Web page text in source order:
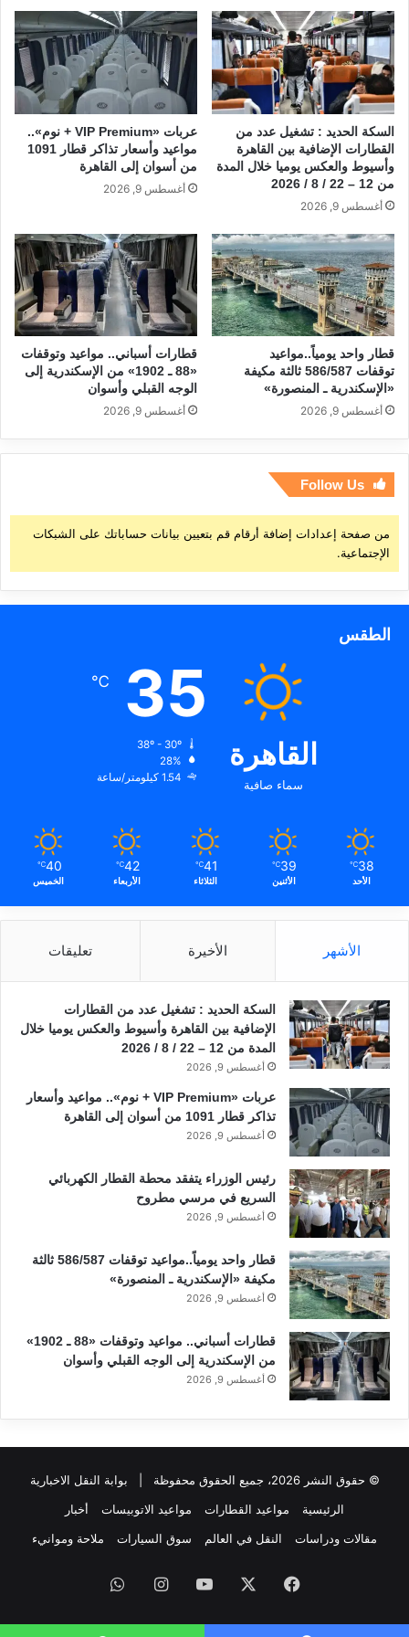
k
السكة الحديد : تشغيل عدد من
القطارات الإضافية بين القاهرة
وأسيوط والعكس يوميا خلال المدة
من 12 – 22 / 8 / 2026
أغسطس 9, 2026
عربات «VIP Premium + نوم»..
مواعيد وأسعار تذاكر قطار 1091
من أسوان إلى القاهرة
أغسطس 9, 2026
قطار واحد يومياً..مواعيد
توقفات 586/587 ثالثة مكيفة
«الإسكندرية ـ المنصورة»
أغسطس 9, 2026
قطارات أسباني.. مواعيد وتوقفات
«88 ـ 1902» من الإسكندرية إلى
الوجه القبلي وأسوان
أغسطس 9, 2026
Follow Us
من صفحة إعدادات إضافة أرقام قم بتعيين بيانات حساباتك على الشبكات
الإجتماعية.
الطقس
القاهرة
سماء صافية
35
℃
28%
1.54 كيلومتر/ساعة
38
℃
الأحد
39
℃
الأثنين
41
℃
الثلاثاء
42
℃
الأربعاء
40
℃
الخميس
الأشهر الأخيرة تعليقات
السكة الحديد : تشغيل عدد من القطارات
الإضافية بين القاهرة وأسيوط والعكس يوميا خلال
المدة من 12 – 22 / 8 / 2026
أغسطس 9, 2026
عربات «VIP Premium + نوم».. مواعيد وأسعار
تذاكر قطار 1091 من أسوان إلى القاهرة
أغسطس 9, 2026
رئيس الوزراء يتفقد محطة القطار الكهربائي
السريع في مرسي مطروح
أغسطس 9, 2026
قطار واحد يومياً..مواعيد توقفات 586/587 ثالثة
مكيفة «الإسكندرية ـ المنصورة»
أغسطس 9, 2026
قطارات أسباني.. مواعيد وتوقفات «88 ـ 1902»
من الإسكندرية إلى الوجه القبلي وأسوان
أغسطس 9, 2026
© حقوق النشر 2026، جميع الحقوق محفوظة |
بوابة النقل الاخبارية
الرئيسية
مواعيد القطارات مواعيد الاتوبيسات
أخبار
مقالات ودراسات
النقل في العالم سوق السيارات ملاحة وموانيء
فيسبوك ‫YouTubeانستقرام